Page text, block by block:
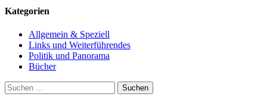
Kategorien
Allgemein & Speziell
Links und Weiterführendes
Politik und Panorama
Bücher
Suchen
nach: